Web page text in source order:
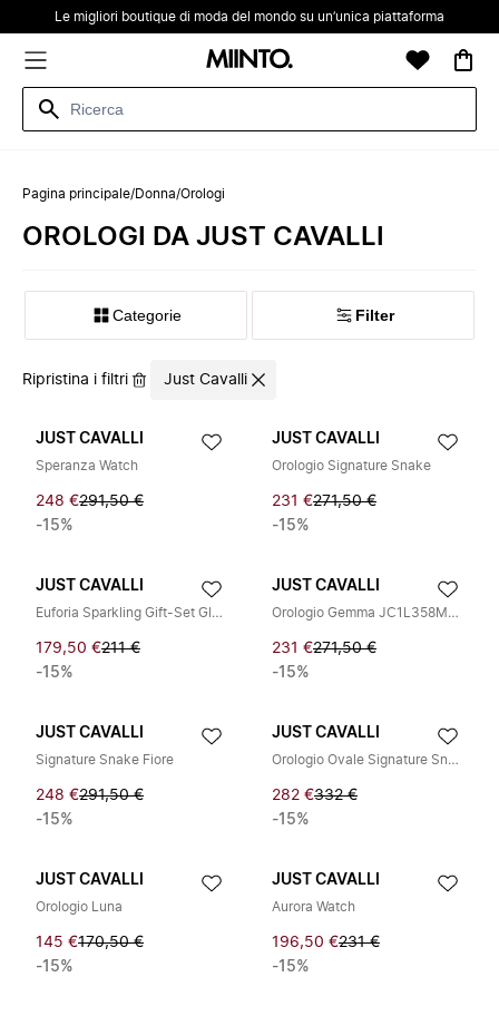
Le migliori boutique di moda del mondo su un’unica piattaforma
Pagina principale/Donna/Orologi
OROLOGI DA JUST CAVALLI
Categorie Filter
Ripristina i filtri Just Cavalli
JUST CAVALLI
Speranza Watch
248 €291,50 €
-15%
JUST CAVALLI
Orologio Signature Snake
231 €271,50 €
-15%
JUST CAVALLI
Euforia Sparkling Gift-Set Glamour
179,50 €211 €
-15%
JUST CAVALLI
Orologio Gemma JC1L358M0045
231 €271,50 €
-15%
JUST CAVALLI
Signature Snake Fiore
248 €291,50 €
-15%
JUST CAVALLI
Orologio Ovale Signature Snake
282 €332 €
-15%
JUST CAVALLI
Orologio Luna
145 €170,50 €
-15%
JUST CAVALLI
Aurora Watch
196,50 €231 €
-15%